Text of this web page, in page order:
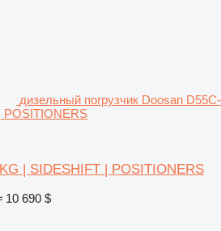
дизельный погрузчик Doosan D55C-
POSITIONERS
| SIDESHIFT | POSITIONERS
10 690 $